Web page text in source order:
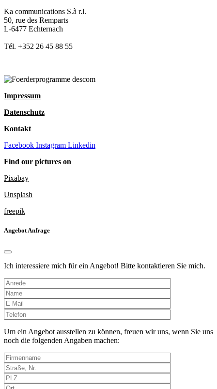
Ka communications S.à r.l.
50, rue des Remparts
L-6477 Echternach
Tél. +352 26 45 88 55
Impressum
Datenschutz
Kontakt
Facebook Instagram Linkedin
Find our pictures on
Pixabay
Unsplash
freepik
Angebot Anfrage
Ich interessiere mich für ein Angebot! Bitte kontaktieren Sie mich.
Bitte
lasse
dieses
Feld
Um ein Angebot ausstellen zu können, freuen wir uns, wenn Sie uns
noch die folgenden Angaben machen: